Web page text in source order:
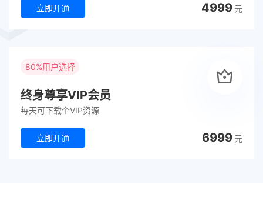
立即开通 4999元
80%用户选择
终身尊享VIP会员
每天可下载个VIP资源
立即开通 6999元